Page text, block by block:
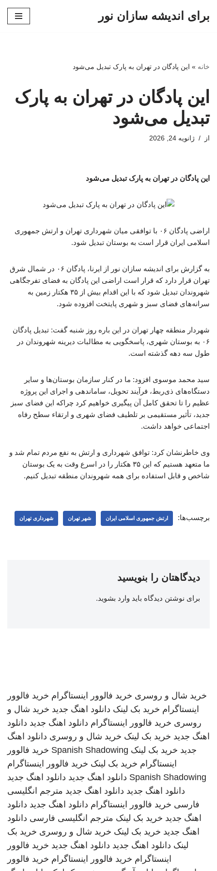
برای اندیشه سازان نور
خانه » این پادگان در تهران به پارک تبدیل می‌شود
این پادگان در تهران به پارک
تبدیل می‌شود
از ژانویه 24, 2026
این پادگان در تهران به پارک تبدیل می‌شود
اراضی پادگان ۰۶ با توافقی میان شهرداری تهران و ارتش جمهوری
اسلامی ایران قرار است به بوستان تبدیل شود.
به گزارش برای اندیشه سازان نور از ایرنا، پادگان ۰۶ در شمال شرق
تهران قرار دارد که قرار است اراضی این پادگان به فضای تفرجگاهی
شهروندان تبدیل شود که با این اقدام بیش از ۳۵ هکتار زمین به
سرانه‌های فضای سبز و شهری پایتخت افزوده شود.
شهردار منطقه چهار تهران در این باره روز شنبه گفت: تبدیل پادگان
۰۶ به بوستان شهری، پاسخگویی به مطالبات دیرینه شهروندان در
طول سه دهه گذشته است.
سید محمد موسوی افزود: ما در کنار سازمان بوستان‌ها و سایر
دستگاه‌های ذی‌ربط، فرآیند تحویل، ساماندهی و اجرای این پروژه
عظیم را تا تحقق کامل آن پیگیری خواهیم کرد چراکه این فضای سبز
جدید، تأثیر مستقیمی بر تلطیف فضای شهری و ارتقاء سطح رفاه
اجتماعی خواهد داشت.
وی خاطرنشان کرد: توافق شهرداری و ارتش به نفع مردم تمام شد و
ما متعهد هستیم که این ۳۵ هکتار را در اسرع وقت به یک بوستان
شاخص و قابل استفاده برای همه شهروندان منطقه تبدیل کنیم.
برچسب‌ها: ارتش جمهوری اسلامی ایران شهر تهران شهرداری تهران
دیدگاهتان را بنویسید
برای نوشتن دیدگاه باید وارد بشوید.
خرید شال و روسری خرید فالوور اینستاگرام خرید فالوور
اینستاگرام خرید بک لینک دانلود اهنگ جدید خرید شال و
روسری خرید فالوور اینستاگرام دانلود اهنگ جدید دانلود
اهنگ جدید خرید بک لینک خرید شال و روسری دانلود اهنگ
جدید خرید بک لینک Spanish Shadowing خرید فالوور
اینستاگرام خرید بک لینک خرید فالوور اینستاگرام
Spanish Shadowing دانلود اهنگ جدید دانلود اهنگ جدید
دانلود اهنگ جدید دانلود اهنگ جدید مترجم انگلیسی
فارسی خرید فالوور اینستاگرام دانلود اهنگ جدید دانلود
اهنگ جدید خرید بک لینک مترجم انگلیسی فارسی دانلود
اهنگ جدید خرید بک لینک خرید شال و روسری خرید بک
لینک دانلود اهنگ جدید دانلود اهنگ جدید خرید فالوور
اینستاگرام خرید فالوور اینستاگرام خرید فالوور